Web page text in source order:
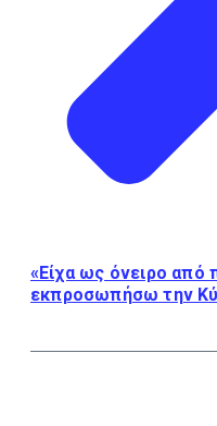
«Είχα ως όνειρο από
εκπροσωπήσω την